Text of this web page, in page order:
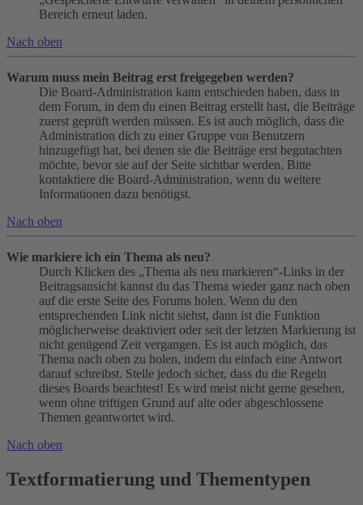
Bereich erneut laden.
Nach oben
Warum muss mein Beitrag erst freigegeben werden?
Die Board-Administration kann entschieden haben, dass in
dem Forum, in dem du einen Beitrag erstellt hast, die Beiträge
zuerst geprüft werden müssen. Es ist auch möglich, dass die
Administration dich zu einer Gruppe von Benutzern
hinzugefügt hat, bei denen sie die Beiträge erst begutachten
möchte, bevor sie auf der Seite sichtbar werden. Bitte
kontaktiere die Board-Administration, wenn du weitere
Informationen dazu benötigst.
Nach oben
Wie markiere ich ein Thema als neu?
Durch Klicken des „Thema als neu markieren“-Links in der
Beitragsansicht kannst du das Thema wieder ganz nach oben
auf die erste Seite des Forums holen. Wenn du den
entsprechenden Link nicht siehst, dann ist die Funktion
möglicherweise deaktiviert oder seit der letzten Markierung ist
nicht genügend Zeit vergangen. Es ist auch möglich, das
Thema nach oben zu holen, indem du einfach eine Antwort
darauf schreibst. Stelle jedoch sicher, dass du die Regeln
dieses Boards beachtest! Es wird meist nicht gerne gesehen,
wenn ohne triftigen Grund auf alte oder abgeschlossene
Themen geantwortet wird.
Nach oben
Textformatierung und Thementypen